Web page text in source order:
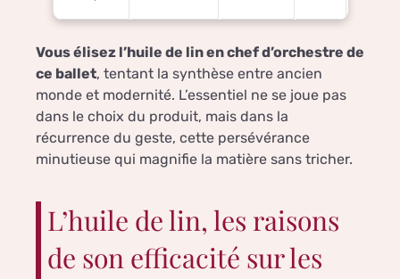
Vous élisez l’huile de lin en chef d’orchestre de
ce ballet, tentant la synthèse entre ancien
monde et modernité. L’essentiel ne se joue pas
dans le choix du produit, mais dans la
récurrence du geste, cette persévérance
minutieuse qui magnifie la matière sans tricher.
L’huile de lin, les raisons
de son efficacité sur les